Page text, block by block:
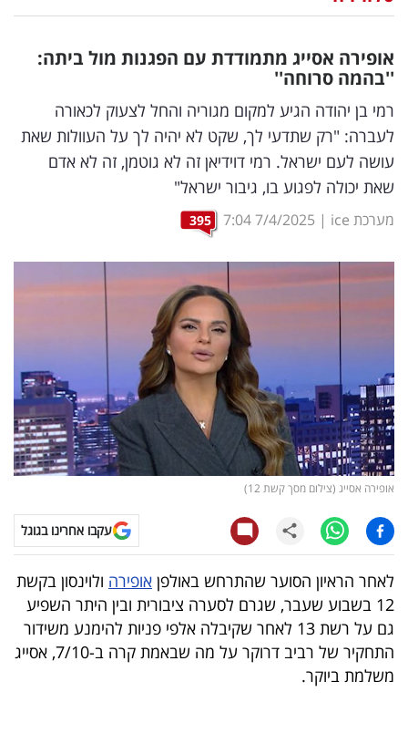
דיגיטל
וטק
שיווק
ופרסום
משפט
מדדים
ומחקרים
דעות
רכילות
עסקית
קריפטו
ויראלי
טלוויזיה
עסקי
ספורט
קריירה
ולימודים
אופירה אסייג מתמודדת עם הפגנות מול ביתה:
''בהמה סרוחה''
רמי בן יהודה הגיע למקום מגוריה והחל לצעוק לכאורה
לעברה: "רק שתדעי לך, שקט לא יהיה לך על העוולות שאת
עושה לעם ישראל. רמי דוידיאן זה לא גוטמן, זה לא אדם
שאת יכולה לפגוע בו, גיבור ישראל"
מערכת ice |
7/4/2025
7:04
395
אופירה אסייג (צילום מסך קשת 12)
עקבו אחרינו בגוגל
לאחר הראיון הסוער שהתרחש באולפן אופירה ולוינסון בקשת
12 בשבוע שעבר, שגרם לסערה ציבורית ובין היתר השפיע
גם על רשת 13 לאחר שקיבלה אלפי פניות להימנע משידור
התחקיר של רביב דרוקר על מה שבאמת קרה ב-7/10, אסייג
משלמת ביוקר.